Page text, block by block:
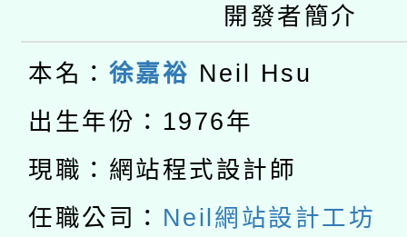
件」活動簡章
年度COVID-19疫苗接
接種對象擴大為「滿6
接種之民眾」措施，延
月28日止
轉知經濟部水利署委託
業技術研究院辦理「
用水績優單位及節水達
動」
115年8月22日(星期六
桃園市孔廟祈福系列
開 智慧啟航」
2026年桃園地景藝術
「2026桃園藝術巡演
關事宜
轉知教育部國民及學前
開發者簡介
本名： 徐嘉裕 Neil Hsu
出生年份：1976年
現職：網站程式設計師
任職公司： Neil網站設計工坊